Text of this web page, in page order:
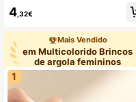
presente para ela
4 ,32€
Mais Vendido
em Multicolorido Brincos
de argola femininos
1